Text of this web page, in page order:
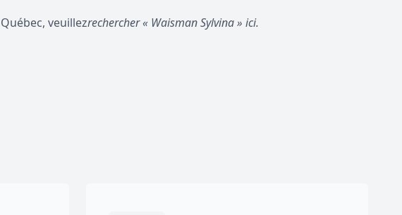
veuillezrechercher « Waisman Sylvina » ici.